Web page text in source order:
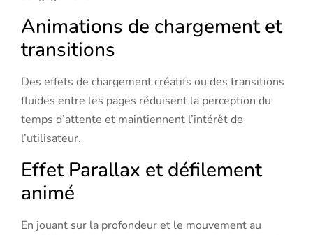
Animations de chargement et
transitions
Des effets de chargement créatifs ou des transitions
fluides entre les pages réduisent la perception du
temps d’attente et maintiennent l’intérêt de
l’utilisateur.
Effet Parallax et défilement
animé
En jouant sur la profondeur et le mouvement au